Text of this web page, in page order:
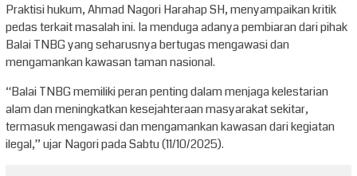
Praktisi hukum, Ahmad Nagori Harahap SH, menyampaikan kritik
pedas terkait masalah ini. Ia menduga adanya pembiaran dari pihak
Balai TNBG yang seharusnya bertugas mengawasi dan
mengamankan kawasan taman nasional.
“Balai TNBG memiliki peran penting dalam menjaga kelestarian
alam dan meningkatkan kesejahteraan masyarakat sekitar,
termasuk mengawasi dan mengamankan kawasan dari kegiatan
ilegal,” ujar Nagori pada Sabtu (11/10/2025).